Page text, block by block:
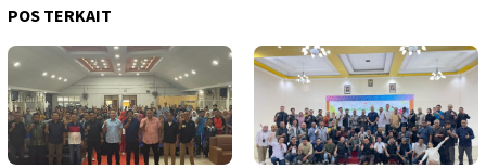
POS TERKAIT